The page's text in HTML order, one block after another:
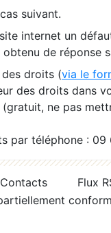
suivant.
internet un
de réponse
des droits (via le
des droits dans
ne pas
par téléphone :
Contacts
Flux